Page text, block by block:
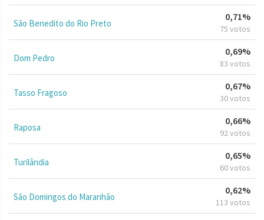
São Benedito do Rio Preto
0,71%
75 votos
Dom Pedro
0,69%
83 votos
Tasso Fragoso
0,67%
30 votos
Raposa
0,66%
92 votos
Turilândia
0,65%
60 votos
São Domingos do Maranhão
0,62%
113 votos